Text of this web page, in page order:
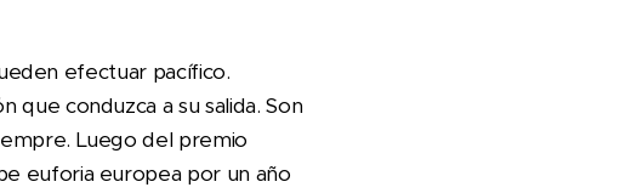
efectuar pacífico.
que conduzca a su salida. Son
Luego del premio
euforia europea por un año